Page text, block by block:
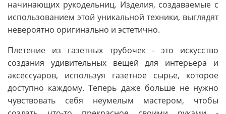
начинающих рукодельниц. Изделия, создаваемые с
использованием этой уникальной техники, выглядят
невероятно оригинально и эстетично.
Плетение из газетных трубочек - это искусство
создания удивительных вещей для интерьера и
аксессуаров, используя газетное сырье, которое
доступно каждому. Теперь даже больше не нужно
чувствовать себя неумелым мастером, чтобы